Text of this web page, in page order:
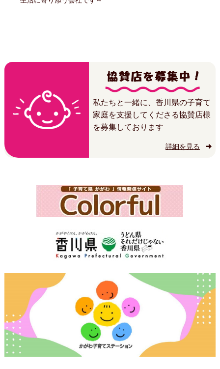
私たちと一緒に、香川県の子育て
家庭を支援してくださる協賛店様
を募集しております
詳細を見る